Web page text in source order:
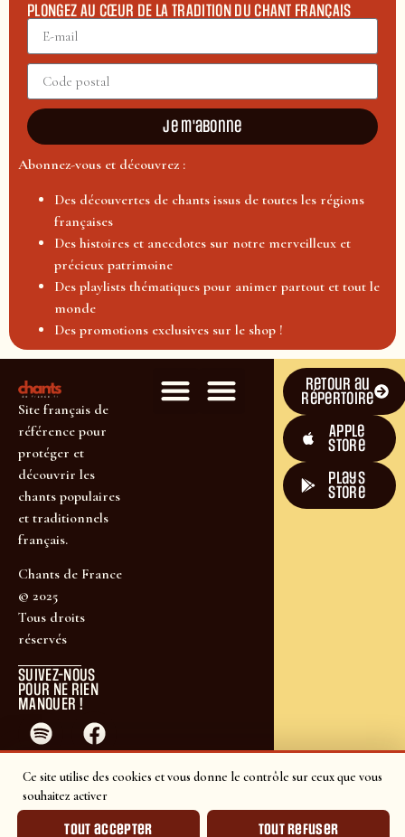
Ce site utilise des cookies et vous donne le contrôle sur ceux que vous
souhaitez activer
Tout accepter Tout refuser
PLONGEZ AU CŒUR DE LA TRADITION DU CHANT FRANÇAIS
Je m'abonne
Abonnez-vous et découvrez :
Des découvertes de chants issus de toutes les régions
françaises
Des histoires et anecdotes sur notre merveilleux et
précieux patrimoine
Des playlists thématiques pour animer partout et tout le
monde
Des promotions exclusives sur le shop !
Site français de
référence pour
protéger et
découvrir les
chants populaires
et traditionnels
français.
Chants de France
© 2025
Tous droits
réservés
SUIVEZ-NOUS
POUR NE RIEN
MANQUER !
Retour au
répertoire
Apple
Store
plays
store